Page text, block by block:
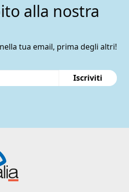
alla nostra
tua email, prima degli altri!